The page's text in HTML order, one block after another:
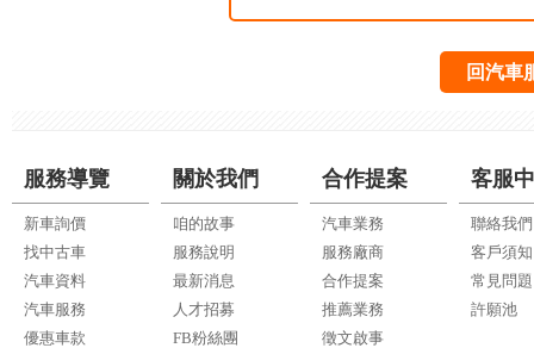
回汽車
服務導覽
新車詢價
找中古車
汽車資料
汽車服務
優惠車款
關於我們
咱的故事
服務說明
最新消息
人才招募
FB粉絲團
合作提案
汽車業務
服務廠商
合作提案
推薦業務
徵文啟事
客服
聯絡我們
客戶須知
常見問題
許願池